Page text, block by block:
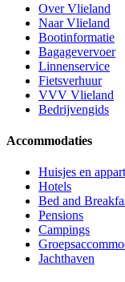
Over Vlieland
Naar Vlieland
Bootinformatie
Bagagevervoer
Linnenservice
Fietsverhuur
VVV Vlieland
Bedrijvengids
Accommodaties
Huisjes en
Hotels
Bed and
Pensions
Campings
Jachthaven